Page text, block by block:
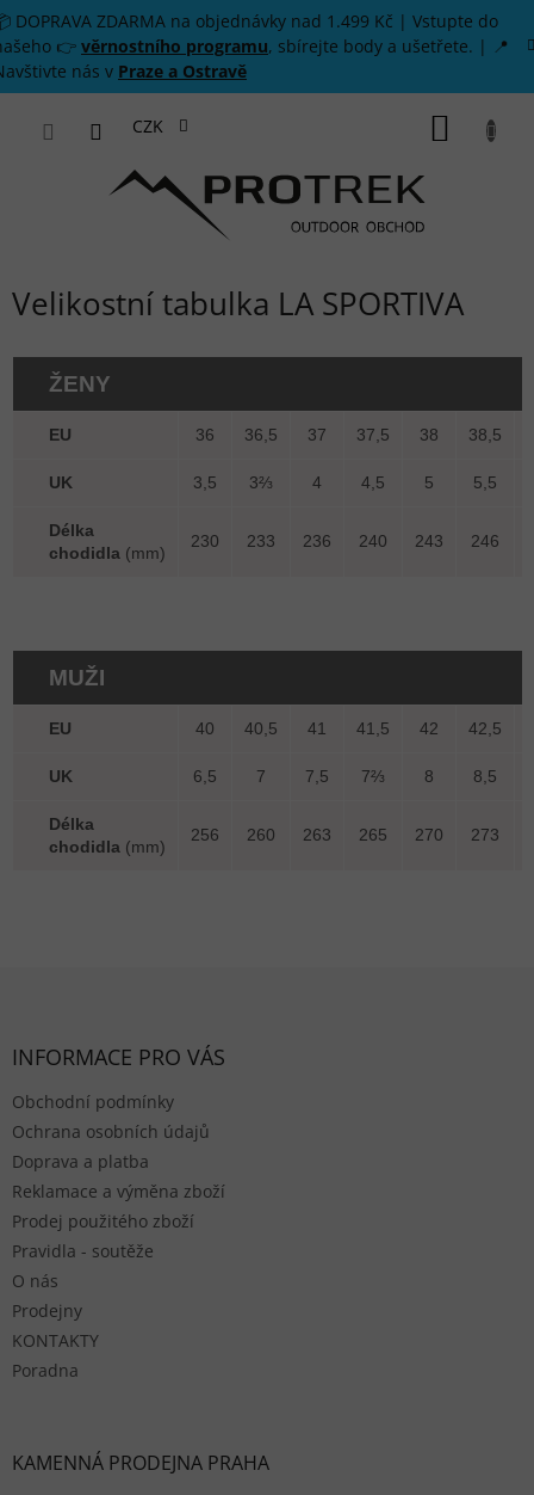
Přejít na obsah
DOPRAVA ZDARMA na objednávky nad 1.499 Kč | Vstupte do
👉 věrnostního programu, sbírejte body a ušetřete. | 📍
nás v Praze a Ostravě
CZK
Velikostní tabulka LA SPORTIVA
ŽENY
EU 36 36,5 37 37,5 38 38,5
UK 3,5 3⅔ 4 4,5 5 5,5
Délka
chodidla (mm)
230 233 236 240 243 246
MUŽI
EU 40 40,5 41 41,5 42 42,5
UK 6,5 7 7,5 7⅔ 8 8,5
Délka
chodidla (mm)
256 260 263 265 270 273
INFORMACE PRO VÁS
Obchodní podmínky
Ochrana osobních údajů
Doprava a platba
Reklamace a výměna zboží
Prodej použitého zboží
Pravidla - soutěže
O nás
Prodejny
KONTAKTY
Poradna
KAMENNÁ PRODEJNA PRAHA